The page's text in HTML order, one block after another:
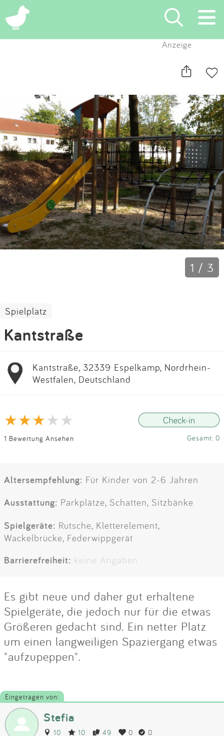
×
Eintragen
App
Blog
Partner
Kontakt
Impressum
Anzeige
1 / 3
Spielplatz
Kantstraße
Kantstraße, 32339 Espelkamp, Nordrhein-
Westfalen, Deutschland
1 Bewertung Ansehen Gesamt: 0
Altersempfehlung: Für Kinder von 2-6 Jahren
Ausstattung: Parkplätze, Schatten, Sitzbänke
Spielgeräte: Rutsche, Kletterelement,
Wackelbrücke, Federwippgerät
Barrierefreiheit: keine Angaben
Es gibt neue und daher gut erhaltene
Spielgeräte, die jedoch nur für die etwas
Größeren gedacht sind. Ein netter Platz
um einen langweiligen Spaziergang etwas
"aufzupeppen".
Eingetragen von:
Stefia
10 10 49 0 0